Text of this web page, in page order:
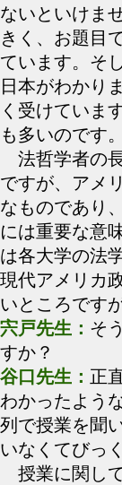
ないといけま
きく、お題目
ています。そ
日本がわかり
く受けていま
も多いのです。
法哲学者の
ですが、アメ
なものであり
には重要な意
は各大学の法
現代アメリカ
いところですが
宍戸先生： そ
すか？
谷口先生： 正
わかったよう
列で授業を聞
いなくてびっ
授業に関し